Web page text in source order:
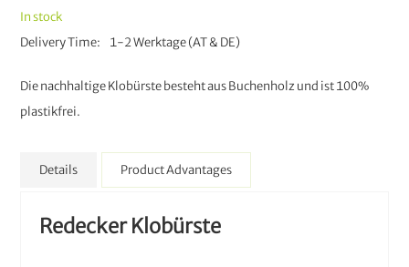
Die nachhaltige Klobürste besteht aus Buchenholz und ist 100%
plastikfrei.
In stock
Delivery Time
1-2 Werktage (AT & DE)
Details
Redecker Klobürste
Product Advantages